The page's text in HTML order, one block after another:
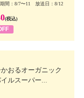
間：8/7〜11 放送日：8/12
(税込)
おるオーガニック
ルスーパー...